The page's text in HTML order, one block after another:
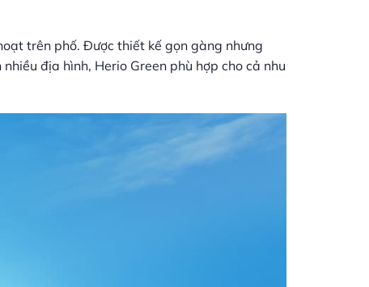
trên phố. Được thiết kế gọn gàng nhưng
địa hình, Herio Green phù hợp cho cả nhu